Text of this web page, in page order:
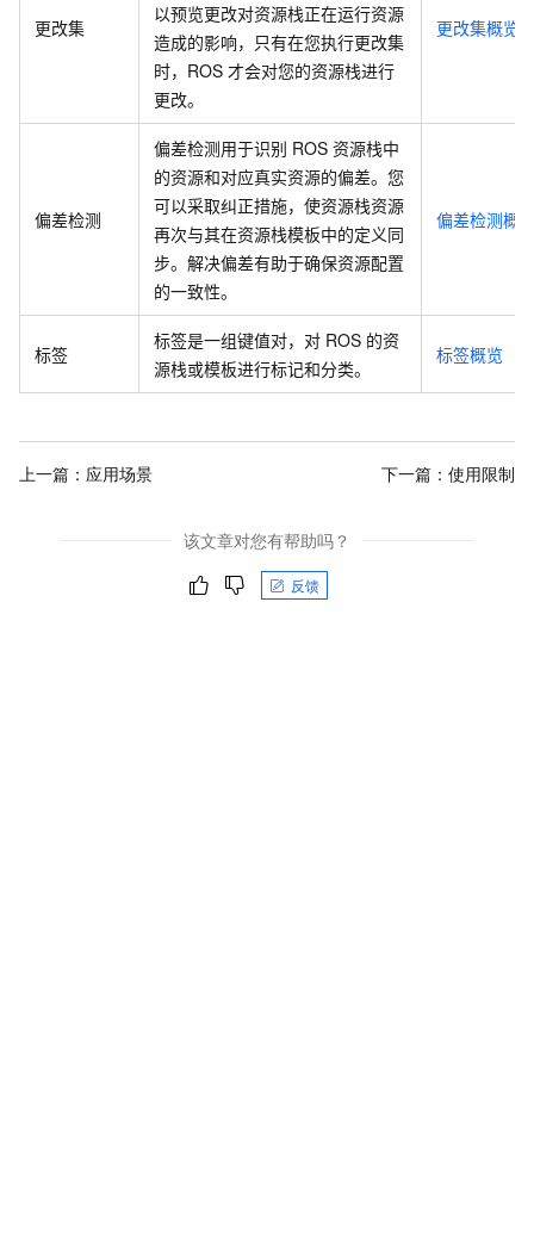
更改集
以预览更改对资源栈正在运行资源
造成的影响，只有在您执行更改集
时，ROS 才会对您的资源栈进行
更改。
更改集概览
偏差检测
偏差检测用于识别 ROS 资源栈中
的资源和对应真实资源的偏差。您
可以采取纠正措施，使资源栈资源
再次与其在资源栈模板中的定义同
步。解决偏差有助于确保资源配置
的一致性。
偏差检测概
标签
标签是一组键值对，对 ROS 的资
源栈或模板进行标记和分类。
标签概览
上一篇： 应用场景 下一篇： 使用限制
该文章对您有帮助吗？
反馈